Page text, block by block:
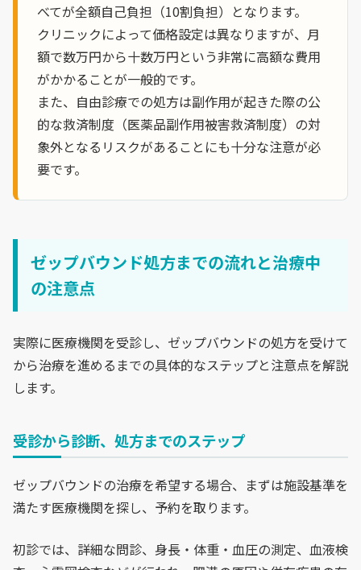
べてが全額自己負担（10割負担）となります。
クリニックによって価格設定は異なりますが、月
額で数万円から十数万円という非常に高額な費用
がかかることが一般的です。
また、自由診療での処方は副作用が起きた際の公
的な救済制度（医薬品副作用被害救済制度）の対
象外となるリスクがあることにも十分な注意が必
要です。
ゼップバウンド処方までの流れと治療中
の注意点
実際に医療機関を受診し、ゼップバウンドの処方を受けて
から治療を進めるまでの具体的なステップと注意点を解説
します。
受診から診断、処方までのステップ
ゼップバウンドの治療を希望する場合、まずは施設基準を
満たす医療機関を探し、予約を取ります。
初診では、詳細な問診、身長・体重・血圧の測定、血液検